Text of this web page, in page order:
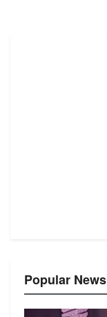
Popular News